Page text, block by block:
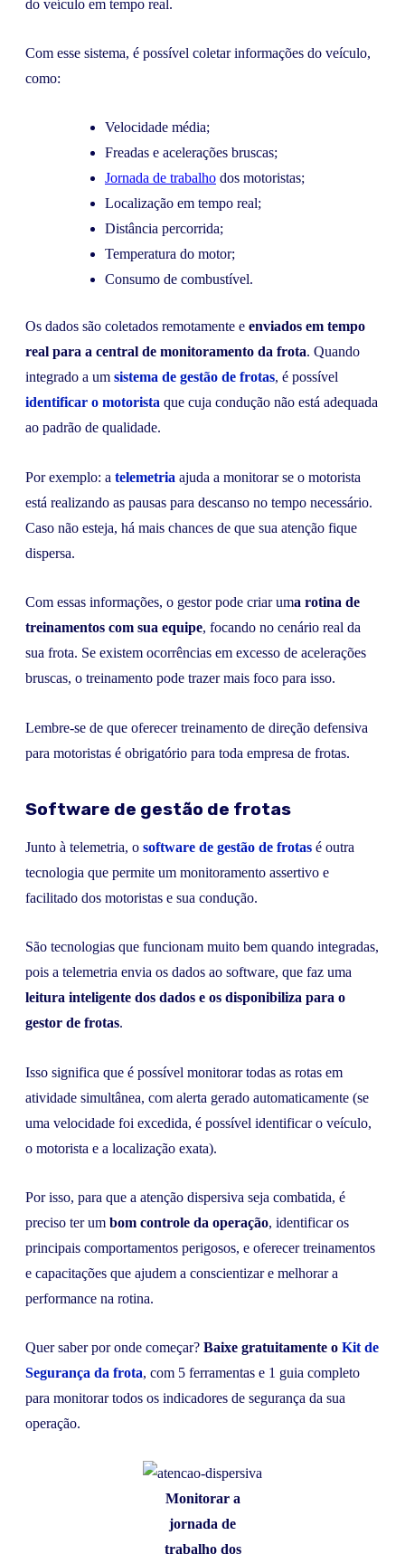
do veículo em tempo real.
Com esse sistema, é possível coletar informações do veículo,
como:
Velocidade média;
Freadas e acelerações bruscas;
Jornada de trabalho dos motoristas;
Localização em tempo real;
Distância percorrida;
Temperatura do motor;
Consumo de combustível.
Os dados são coletados remotamente e enviados em tempo
real para a central de monitoramento da frota. Quando
integrado a um sistema de gestão de frotas, é possível
identificar o motorista que cuja condução não está adequada
ao padrão de qualidade.
Por exemplo: a telemetria ajuda a monitorar se o motorista
está realizando as pausas para descanso no tempo necessário.
Caso não esteja, há mais chances de que sua atenção fique
dispersa.
Com essas informações, o gestor pode criar uma rotina de
treinamentos com sua equipe, focando no cenário real da
sua frota. Se existem ocorrências em excesso de acelerações
bruscas, o treinamento pode trazer mais foco para isso.
Lembre-se de que oferecer treinamento de direção defensiva
para motoristas é obrigatório para toda empresa de frotas.
Software de gestão de frotas
Junto à telemetria, o software de gestão de frotas é outra
tecnologia que permite um monitoramento assertivo e
facilitado dos motoristas e sua condução.
São tecnologias que funcionam muito bem quando integradas,
pois a telemetria envia os dados ao software, que faz uma
leitura inteligente dos dados e os disponibiliza para o
gestor de frotas.
Isso significa que é possível monitorar todas as rotas em
atividade simultânea, com alerta gerado automaticamente (se
uma velocidade foi excedida, é possível identificar o veículo,
o motorista e a localização exata).
Por isso, para que a atenção dispersiva seja combatida, é
preciso ter um bom controle da operação, identificar os
principais comportamentos perigosos, e oferecer treinamentos
e capacitações que ajudem a conscientizar e melhorar a
performance na rotina.
Quer saber por onde começar? Baixe gratuitamente o Kit de
Segurança da frota, com 5 ferramentas e 1 guia completo
para monitorar todos os indicadores de segurança da sua
operação.
Monitorar a
jornada de
trabalho dos